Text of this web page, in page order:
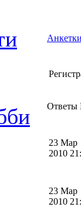
Ответы
23 Мар
2010
23 Мар
2010